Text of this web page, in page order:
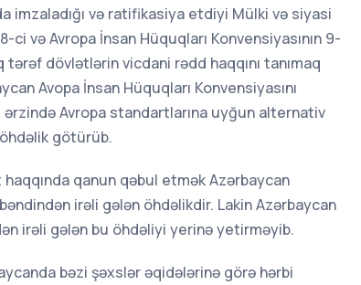
imzaladığı və ratifikasiya etdiyi Mülki və siyasi
ci və Avropa İnsan Hüquqları Konvensiyasının 9-
dövlətlərin vicdani rədd haqqını tanımaq
Avopa İnsan Hüquqları Konvensiyasını
Avropa standartlarına uyğun alternativ
götürüb.
qanun qəbul etmək Azərbaycan
irəli gələn öhdəlikdir. Lakin Azərbaycan
irəli gələn bu öhdəliyi yerinə yetirməyib.
bəzi şəxslər əqidələrinə görə hərbi